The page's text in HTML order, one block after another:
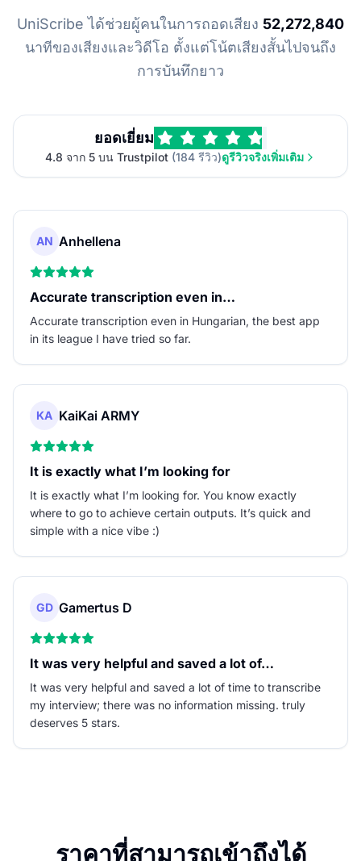
UniScribe ได้ช่วยผู้คนในการถอดเสียง 52,272,840
นาทีของเสียงและวิดีโอ ตั้งแต่โน้ตเสียงสั้นไปจนถึง
การบันทึกยาว
ยอดเยี่ยม
4.8 จาก 5 บน Trustpilot(184 รีวิว)ดูรีวิวจริงเพิ่มเติม
AN Anhellena
Accurate transcription even in…
Accurate transcription even in Hungarian, the best app
in its league I have tried so far.
KA KaiKai ARMY
It is exactly what I’m looking for
It is exactly what I’m looking for. You know exactly
where to go to achieve certain outputs. It’s quick and
simple with a nice vibe :)
GD Gamertus D
It was very helpful and saved a lot of…
It was very helpful and saved a lot of time to transcribe
my interview; there was no information missing. truly
deserves 5 stars.
ราคาที่สามารถเข้าถึงได้